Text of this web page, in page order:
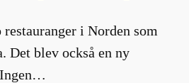
i Norden som
Det blev också en ny